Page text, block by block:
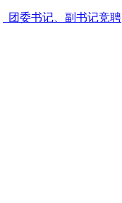
团委书记、副书记竞聘